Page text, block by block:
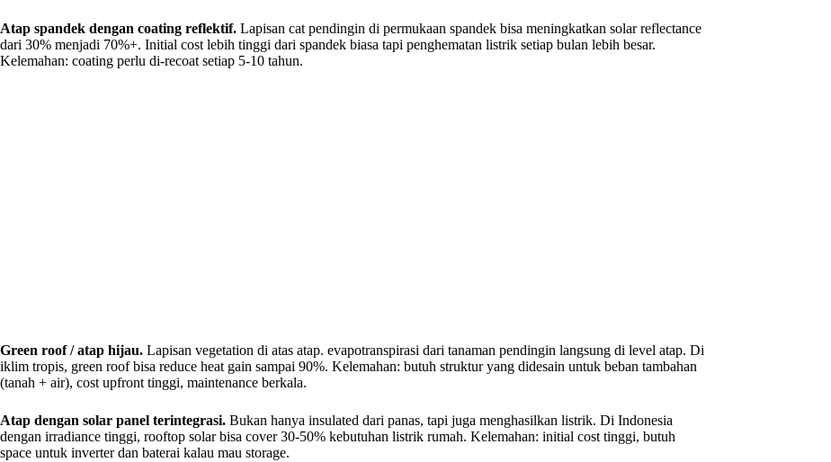
Atap spandek dengan coating reflektif. Lapisan cat pendingin di permukaan spandek bisa meningkatkan solar reflectance
dari 30% menjadi 70%+. Initial cost lebih tinggi dari spandek biasa tapi penghematan listrik setiap bulan lebih besar.
Kelemahan: coating perlu di-recoat setiap 5-10 tahun.
Green roof / atap hijau. Lapisan vegetation di atas atap. evapotranspirasi dari tanaman pendingin langsung di level atap. Di
iklim tropis, green roof bisa reduce heat gain sampai 90%. Kelemahan: butuh struktur yang didesain untuk beban tambahan
(tanah + air), cost upfront tinggi, maintenance berkala.
Atap dengan solar panel terintegrasi. Bukan hanya insulated dari panas, tapi juga menghasilkan listrik. Di Indonesia
dengan irradiance tinggi, rooftop solar bisa cover 30-50% kebutuhan listrik rumah. Kelemahan: initial cost tinggi, butuh
space untuk inverter dan baterai kalau mau storage.